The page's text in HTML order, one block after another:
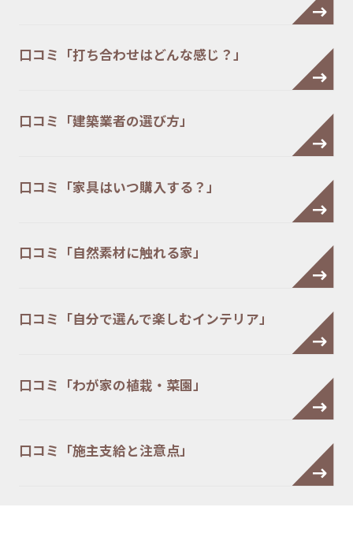
口コミ「打ち合わせはどんな感じ？」
口コミ「建築業者の選び方」
口コミ「家具はいつ購入する？」
口コミ「自然素材に触れる家」
口コミ「自分で選んで楽しむインテリア」
口コミ「わが家の植栽・菜園」
口コミ「施主支給と注意点」